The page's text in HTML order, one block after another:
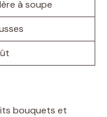
à soupe
bouquets et